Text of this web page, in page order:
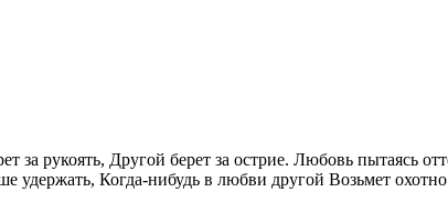
рукоять, Другой берет за острие. Любовь пытаясь
удержать, Когда-нибудь в любви другой Возьмет